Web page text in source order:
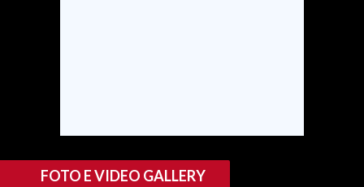
FOTO E VIDEO GALLERY